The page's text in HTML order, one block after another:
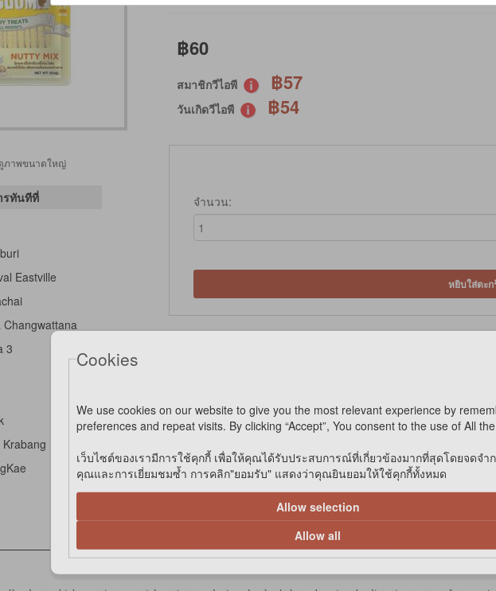
ภาพขนาดใหญ่
รทันทีที่
Eastville
Changwattana
3
฿60
สมาชิกวีไอพี ฿57
วันเกิดวีไอพี ฿54
จำนวน:
หยิบใส่ตะก
Cookies
We use cookies on our website to give you the most relevant experience by
preferences and repeat visits. By clicking “Accept”, You consent to the use of All
เว็บไซต์ของเรามีการใช้คุกกี้ เพื่อให้คุณได้รับประสบการณ์ที่เกี่ยวข้องมากที่สุดโดยจดจำ
คุณและการเยี่ยมชมซ้ำ การคลิก"ยอมรับ" แสดงว่าคุณยินยอมให้ใช้คุกกี้ทั้งหมด
Allow selection
Allow all